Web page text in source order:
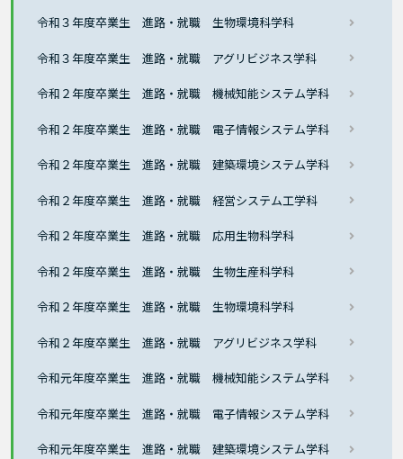
令和３年度卒業生 進路・就職 生物環境科学科
令和３年度卒業生 進路・就職 アグリビジネス学科
令和２年度卒業生 進路・就職 機械知能システム学科
令和２年度卒業生 進路・就職 電子情報システム学科
令和２年度卒業生 進路・就職 建築環境システム学科
令和２年度卒業生 進路・就職 経営システム工学科
令和２年度卒業生 進路・就職 応用生物科学科
令和２年度卒業生 進路・就職 生物生産科学科
令和２年度卒業生 進路・就職 生物環境科学科
令和２年度卒業生 進路・就職 アグリビジネス学科
令和元年度卒業生 進路・就職 機械知能システム学科
令和元年度卒業生 進路・就職 電子情報システム学科
令和元年度卒業生 進路・就職 建築環境システム学科